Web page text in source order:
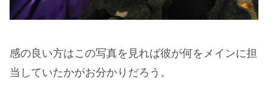
感の良い方はこの写真を見れば彼が何をメインに担
当していたかがお分かりだろう。